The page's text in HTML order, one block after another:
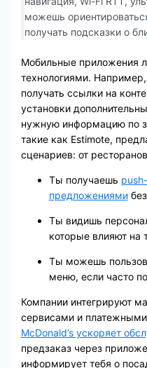
можешь
получать подсказки о
Мобильные приложения
технологиями. Например,
получать ссылки на
установки
нужную информацию по
такие как Estimote,
сценариев: от
Ты получаешь
предложениями
Ты видишь
которые влияют на
Ты можешь
меню, если часто
Компании интегрируют
сервисами и
McDonald’s ускоряет
предзаказ через
информирует тебя о